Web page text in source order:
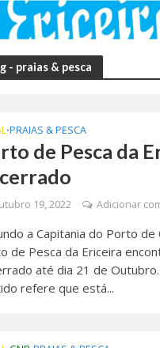
- praias & pesca
•PRAIAS & PESCA
de Pesca da
19, 2022 Adicionar
a Capitania do Porto de
de Pesca da Ericeira
até dia 21 de
refere que está...